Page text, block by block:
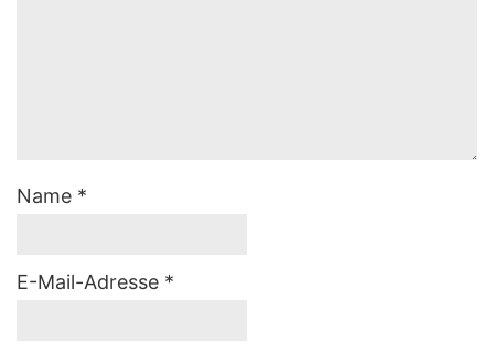
Name *
E-Mail-Adresse *